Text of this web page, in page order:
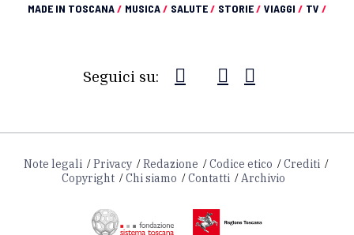
MADE IN TOSCANA/ MUSICA/ SALUTE/ STORIE/ VIAGGI / TV /
Seguici su:
Note legali Privacy Redazione Codice etico
Crediti
Copyright
Chi siamo Contatti Archivio